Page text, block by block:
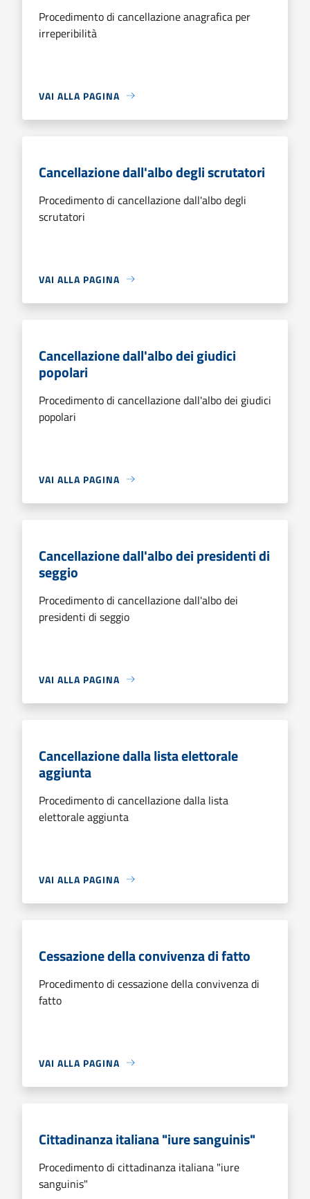
Procedimento di cancellazione anagrafica per
irreperibilità
VAI ALLA PAGINA
Cancellazione dall'albo degli scrutatori
Procedimento di cancellazione dall'albo degli
scrutatori
VAI ALLA PAGINA
Cancellazione dall'albo dei giudici
popolari
Procedimento di cancellazione dall'albo dei giudici
popolari
VAI ALLA PAGINA
Cancellazione dall'albo dei presidenti di
seggio
Procedimento di cancellazione dall'albo dei
presidenti di seggio
VAI ALLA PAGINA
Cancellazione dalla lista elettorale
aggiunta
Procedimento di cancellazione dalla lista
elettorale aggiunta
VAI ALLA PAGINA
Cessazione della convivenza di fatto
Procedimento di cessazione della convivenza di
fatto
VAI ALLA PAGINA
Cittadinanza italiana "iure sanguinis"
Procedimento di cittadinanza italiana "iure
sanguinis"